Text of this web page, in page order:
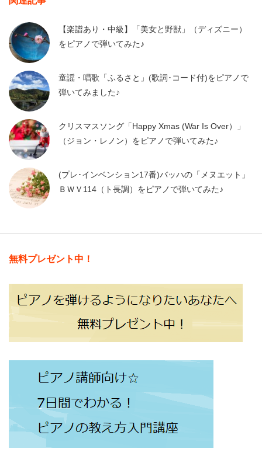
【楽譜あり・中級】「美女と野獣」（ディズニー）
をピアノで弾いてみた♪
童謡・唱歌「ふるさと」(歌詞･コード付)をピアノで
弾いてみました♪
クリスマスソング「Happy Xmas (War Is Over）」
（ジョン・レノン）をピアノで弾いてみた♪
(プレ･インベンション17番)バッハの「メヌエット」
ＢＷＶ114（ト長調）をピアノで弾いてみた♪
無料プレゼント中！